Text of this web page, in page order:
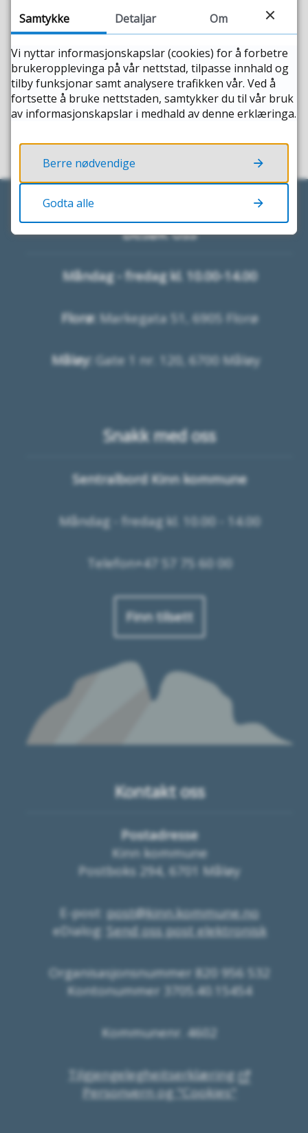
Fann du det du leita etter?
JA NEI
Besøk oss
Måndag - fredag kl. 10.00-14.00
Florø: Markegata 51, 6905 Florø
Måløy: Gate 1 nr. 120, 6700 Måløy
Snakk med oss
Sentralbord Kinn kommune
Måndag - fredag kl. 10.00 - 14.00
Telefon+47 57 75 60 00
Finn tilsett
Kontakt oss
Postadresse
Kinn kommune
Postboks 294, 6701 Måløy
E-post: post@kinn.kommune.no
eDialog: Send oss post elektronisk
Organisasjonsnummer 820 956 532
Kontonummer 3705.40.15454
Kommunenr. 4602
Tilgjengelegheitserklæring
Personvern og "Cookies"
Samtykke Detaljar Om
Vi nyttar informasjonskapslar (cookies) for å forbetre
brukeropplevinga på vår nettstad, tilpasse innhald og
tilby funksjonar samt analysere trafikken vår. Ved å
fortsette å bruke nettstaden, samtykker du til vår bruk
av informasjonskapslar i medhald av denne erklæringa.
Berre nødvendige
Godta alle